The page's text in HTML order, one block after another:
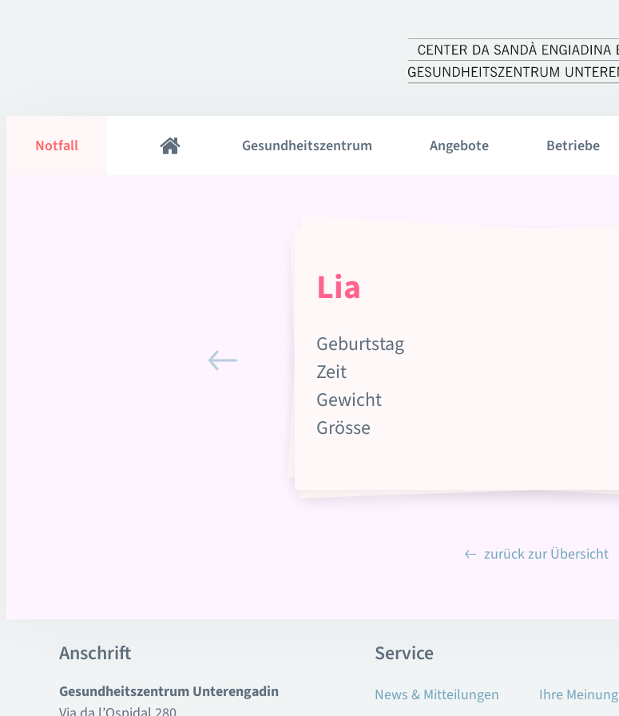
Notfall Gesundheitszentrum Angebote Betriebe
Lia
Geburtstag
Zeit
Gewicht
Grösse
zurück zur Übersicht
Anschrift
Gesundheitszentrum Unterengadin
Service
News & Mitteilungen
Ihre Meinung